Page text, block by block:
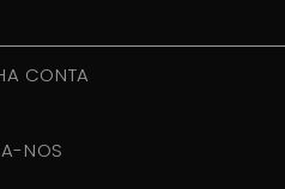
CONTA
NOS